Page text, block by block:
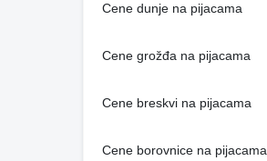
Cene dunje na pijacama
Cene grožđa na pijacama
Cene breskvi na pijacama
Cene borovnice na pijacama